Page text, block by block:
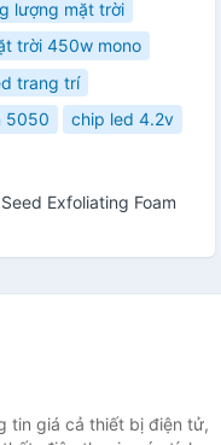
lượng mặt trời
trời 450w mono
trang trí
5050
chip led 4.2v
Exfoliating Foam
tin giá cả thiết bị điện tử,